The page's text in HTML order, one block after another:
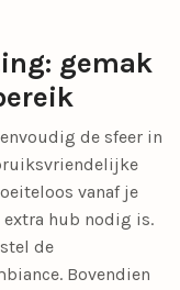
gemak
de sfeer in
vanaf je
hub nodig is.
de
Bovendien